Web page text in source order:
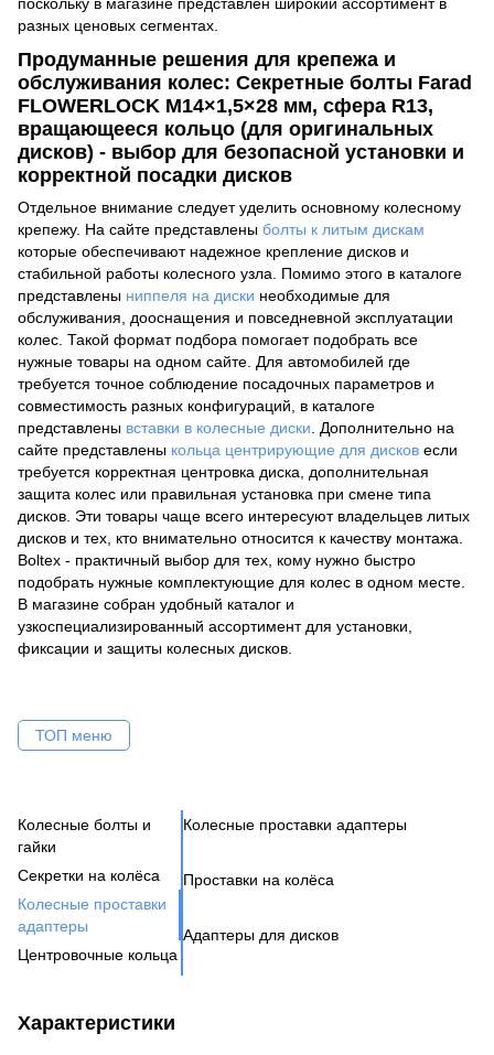
разных ценовых сегментах.
Продуманные решения для крепежа и
обслуживания колес: Секретные болты Farad
FLOWERLOCK M14×1,5×28 мм, сфера R13,
вращающееся кольцо (для оригинальных
дисков) - выбор для безопасной установки и
корректной посадки дисков
Отдельное внимание следует уделить основному колесному
крепежу. На сайте представлены болты к литым дискам
которые обеспечивают надежное крепление дисков и
стабильной работы колесного узла. Помимо этого в каталоге
представлены ниппеля на диски необходимые для
обслуживания, дооснащения и повседневной эксплуатации
колес. Такой формат подбора помогает подобрать все
нужные товары на одном сайте. Для автомобилей где
требуется точное соблюдение посадочных параметров и
совместимость разных конфигураций, в каталоге
представлены вставки в колесные диски. Дополнительно на
сайте представлены кольца центрирующие для дисков если
требуется корректная центровка диска, дополнительная
защита колес или правильная установка при смене типа
дисков. Эти товары чаще всего интересуют владельцев литых
дисков и тех, кто внимательно относится к качеству монтажа.
Boltex - практичный выбор для тех, кому нужно быстро
подобрать нужные комплектующие для колес в одном месте.
В магазине собран удобный каталог и
узкоспециализированный ассортимент для установки,
фиксации и защиты колесных дисков.
ТОП меню
Колесные болты и
гайки
Секретки на колёса
Колесные проставки
адаптеры
Центровочные кольца
Вентиль под датчик
давления
Колесные проставки адаптеры
Проставки на колёса
Адаптеры для дисков
Характеристики